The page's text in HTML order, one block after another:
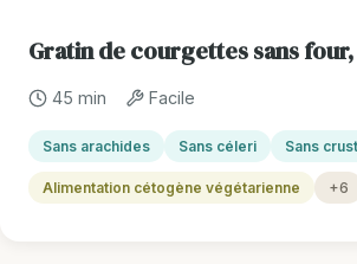
Gratin de courgettes sans
45 min Facile
Sans arachides Sans céleri Sans
Alimentation cétogène végétarienne +6